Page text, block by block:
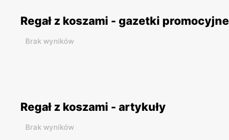
Regał z koszami - gazetki promocyjne
Brak wyników
Regał z koszami - artykuły
Brak wyników